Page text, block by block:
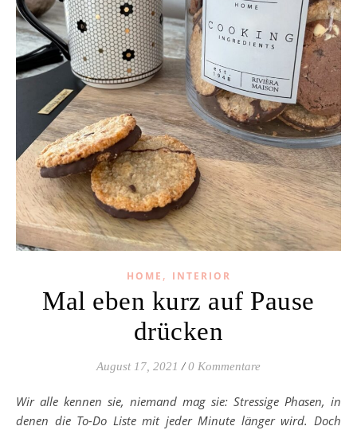
HOME , INTERIOR
Mal eben kurz auf Pause
drücken
August 17, 2021 / 0 Kommentare
Wir alle kennen sie, niemand mag sie: Stressige Phasen, in
denen die To-Do Liste mit jeder Minute länger wird. Doch